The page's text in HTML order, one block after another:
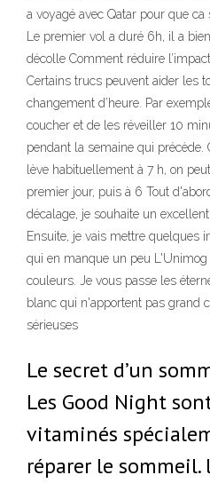
a voyagé avec Qatar pour que
Le premier vol a duré 6h, il a
décolle Comment réduire
Certains trucs peuvent aider les
changement d’heure. Par
coucher et de les réveiller 10
pendant la semaine qui précède.
lève habituellement à 7 h, on
premier jour, puis à 6 Tout
décalage, je souhaite un
Ensuite, je vais mettre quelques
qui en manque un peu
couleurs. Je vous passe les
blanc qui n'apportent pas grand
sérieuses
Le secret d’un
Les Good Night
vitaminés
réparer le sommeil.